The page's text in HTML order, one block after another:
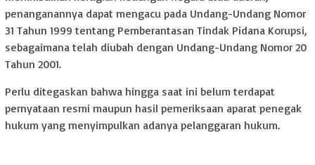
penanganannya dapat mengacu pada Undang-Undang Nomor
31 Tahun 1999 tentang Pemberantasan Tindak Pidana Korupsi,
sebagaimana telah diubah dengan Undang-Undang Nomor 20
Tahun 2001.
Perlu ditegaskan bahwa hingga saat ini belum terdapat
pernyataan resmi maupun hasil pemeriksaan aparat penegak
hukum yang menyimpulkan adanya pelanggaran hukum.